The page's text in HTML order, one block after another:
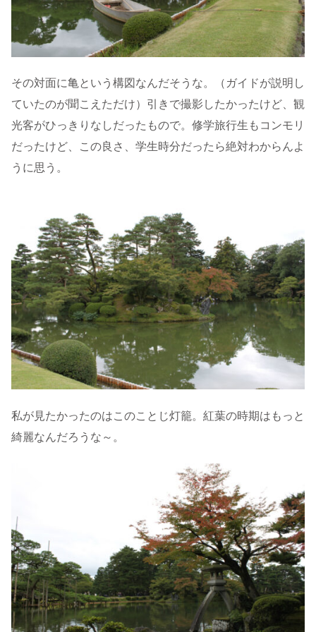
その対面に亀という構図なんだそうな。（ガイドが説明し
ていたのが聞こえただけ）引きで撮影したかったけど、観
光客がひっきりなしだったもので。修学旅行生もコンモリ
だったけど、この良さ、学生時分だったら絶対わからんよ
うに思う。
私が見たかったのはこのことじ灯籠。紅葉の時期はもっと
綺麗なんだろうな～。